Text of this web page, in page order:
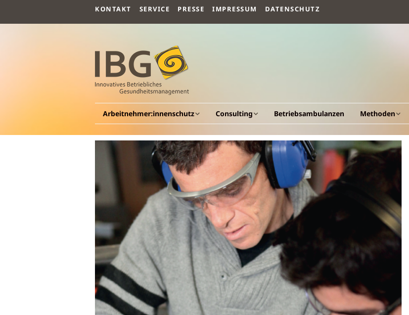
KONTAKT SERVICE PRESSE IMPRESSUM DATENSCHUTZ
Arbeitnehmer:innenschutz
Allgemeines
Arbeitspsychologie
Arbeitssicherheit
Ergonomie und Bewegung
Gesundheitsüberwachung
Consulting
Allgemeines
Gesundheitscockpit &
Gesundheitsportal
Betriebliche
Gesundheitsförderung
Befragung und Analyse
Gesundheitstage
Generationenbalance
Gesunde Arbeitszeiten
Betriebsambulanzen Methoden
Management
Human Work